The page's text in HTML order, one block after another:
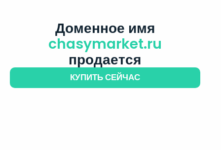
Доменное имя
chasymarket.ru
продается
КУПИТЬ СЕЙЧАС